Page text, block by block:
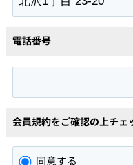
電話番号
会員規約をご確認の上チェ
同意する